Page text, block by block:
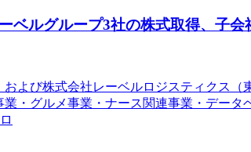
ベルグループ3社の株式取得、子会
よび株式会社レーベルロジスティクス
・グルメ事業・ナース関連事業・デー